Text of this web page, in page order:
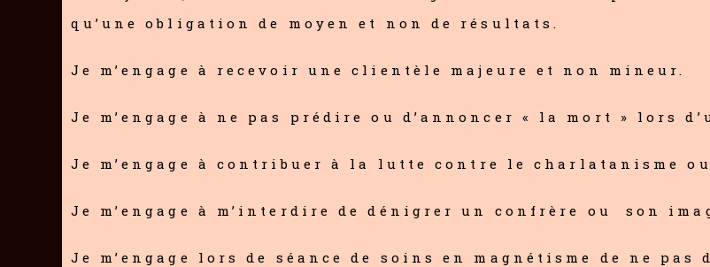
qu’une obligation de moyen et non de résultats.
Je m’engage à recevoir une clientèle majeure et non mineur.
Je m’engage à ne pas prédire ou d’annoncer « la mort » lors
Je m’engage à contribuer à la lutte contre le charlatanisme
Je m’engage à m’interdire de dénigrer un confrère ou son
Je m’engage lors de séance de soins en magnétisme de ne